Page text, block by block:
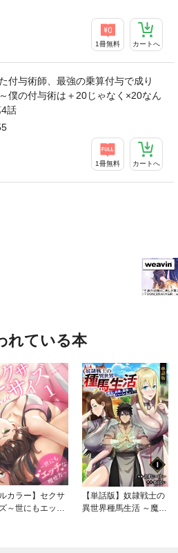
1冊無料 カートへ
付与術師、最強の乗算付与で成り
僕の付与術は＋20じゃなく×20なん
話
1冊無料 カートへ
れている本
ルカラー】セクサ
～世にもエッチ
【単話版】奴隷戦士の
異世界種馬生活 ～魔法